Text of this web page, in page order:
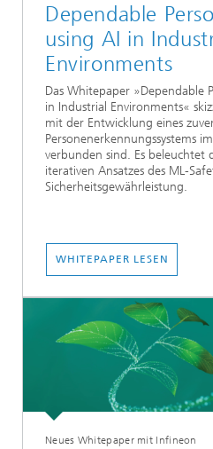
Dependable
using AI in
Environments
Das Whitepaper »Dependable
in Industrial Environments«
mit der Entwicklung eines
Personenerkennungssystems
verbunden sind. Es beleuchtet
iterativen Ansatzes des ML-
Sicherheitsgewährleistung.
WHITEPAPER LESEN
Neues Whitepaper mit Infineon